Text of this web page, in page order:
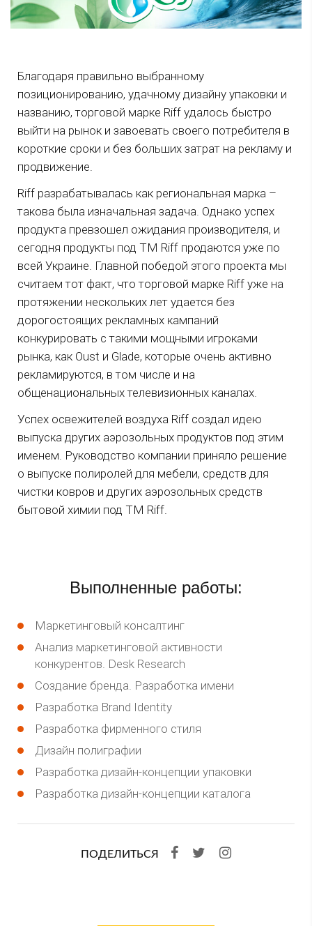
Благодаря правильно выбранному
позиционированию, удачному дизайну упаковки и
названию, торговой марке Riff удалось быстро
выйти на рынок и завоевать своего потребителя в
короткие сроки и без больших затрат на рекламу и
продвижение.
Riff разрабатывалась как региональная марка –
такова была изначальная задача. Однако успех
продукта превзошел ожидания производителя, и
сегодня продукты под ТМ Riff продаются уже по
всей Украине. Главной победой этого проекта мы
считаем тот факт, что торговой марке Riff уже на
протяжении нескольких лет удается без
дорогостоящих рекламных кампаний
конкурировать с такими мощными игроками
рынка, как Oust и Glade, которые очень активно
рекламируются, в том числе и на
общенациональных телевизионных каналах.
Успех освежителей воздуха Riff создал идею
выпуска других аэрозольных продуктов под этим
именем. Руководство компании приняло решение
о выпуске полиролей для мебели, средств для
чистки ковров и других аэрозольных средств
бытовой химии под ТМ Riff.
Выполненные работы:
Маркетинговый консалтинг
Анализ маркетинговой активности
конкурентов. Desk Research
Создание бренда. Разработка имени
Разработка Brand Identity
Разработка фирменного стиля
Дизайн полиграфии
Разработка дизайн-концепции упаковки
Разработка дизайн-концепции каталога
ПОДЕЛИТЬСЯ